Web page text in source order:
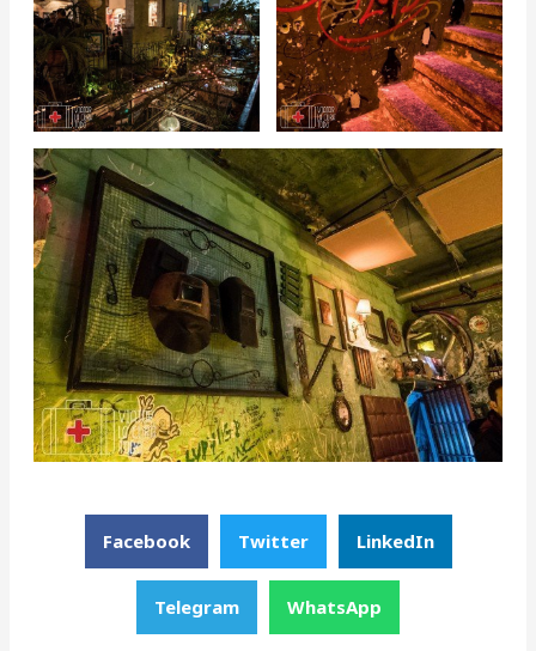
Facebook Twitter LinkedIn
Telegram WhatsApp